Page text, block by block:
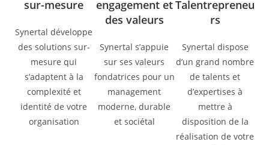
sur-mesure
Synertal développe
des solutions sur-
mesure qui
s’adaptent à la
complexité et
identité de votre
organisation
engagement et
des valeurs
Synertal s’appuie
sur ses valeurs
fondatrices pour un
management
moderne, durable
et sociétal
Talentrepreneu
rs
Synertal dispose
d’un grand nombre
de talents et
d’expertises à
mettre à
disposition de la
réalisation de votre